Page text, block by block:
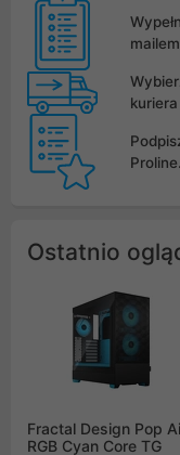
mailem
Ostatnio
Fractal Design Pop
RGB Cyan Core TG